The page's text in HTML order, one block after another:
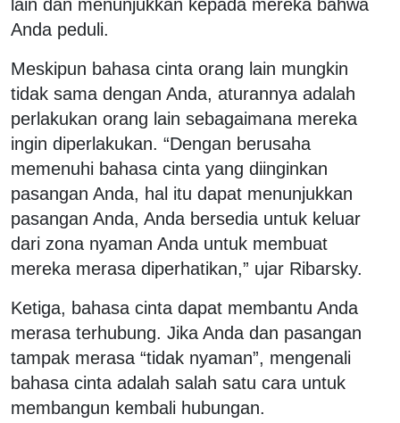
lain dan menunjukkan kepada mereka bahwa
Anda peduli.
Meskipun bahasa cinta orang lain mungkin
tidak sama dengan Anda, aturannya adalah
perlakukan orang lain sebagaimana mereka
ingin diperlakukan. “Dengan berusaha
memenuhi bahasa cinta yang diinginkan
pasangan Anda, hal itu dapat menunjukkan
pasangan Anda, Anda bersedia untuk keluar
dari zona nyaman Anda untuk membuat
mereka merasa diperhatikan,” ujar Ribarsky.
Ketiga, bahasa cinta dapat membantu Anda
merasa terhubung. Jika Anda dan pasangan
tampak merasa “tidak nyaman”, mengenali
bahasa cinta adalah salah satu cara untuk
membangun kembali hubungan.